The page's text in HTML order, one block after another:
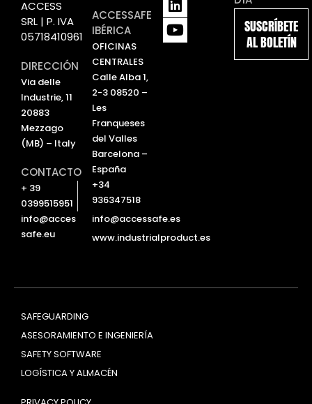
ACCESS
SRL | P. IVA
05718410961
DIRECCIÓN
Via delle
Industrie, 11
20883
Mezzago
(MB) – Italy
CONTACTO
+ 39
0399515951
info@acces
safe.eu
ACCESSAFE
IBÉRICA
OFICINAS
CENTRALES
Calle Alba 1,
2-3 08520 –
Les
Franqueses
del Valles
Barcelona –
España
+34
936347518
info@accessafe.es
www.industrialproduct.es
i
n
k
o
u
t
SUSCRÍBETE
AL BOLETÍN
SAFEGUARDING
ASESORAMIENTO E INGENIERÍA
SAFETY SOFTWARE
LOGÍSTICA Y ALMACÉN